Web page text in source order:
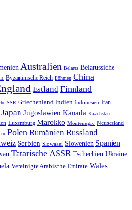
Australien Belarus Belarussiche
Byzantinische Reich Böhmen China
Estland Finnland
SSR Griechenland Indien Indonesien Iran
Japan Jugoslawien Kanada Kasachstan
Luxemburg Marokko Montenegro Neuseeland
Polen Rumänien Russland
Serbien Slowakei Slowenien Spanien
Tatarische ASSR Tschechien Ukraine
Vereinigte Arabische Emirate Wales